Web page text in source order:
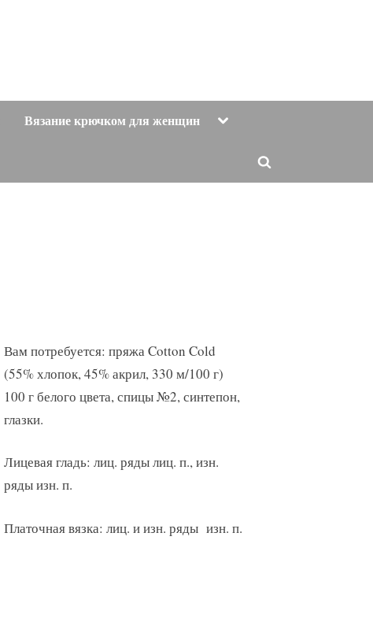
Вязание крючком для женщин Toggle
Toggle
Вам потребуется: пряжа Cotton Cold
(55% хлопок, 45% акрил, 330 м/100 г)
100 г белого цвета, спицы №2, синтепон,
глазки.
Лицевая гладь: лиц. ряды лиц. п., изн.
ряды изн. п.
Платочная вязка: лиц. и изн. ряды изн. п.